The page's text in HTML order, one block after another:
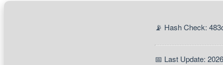
📡 Hash Check:
📅 Last Update: